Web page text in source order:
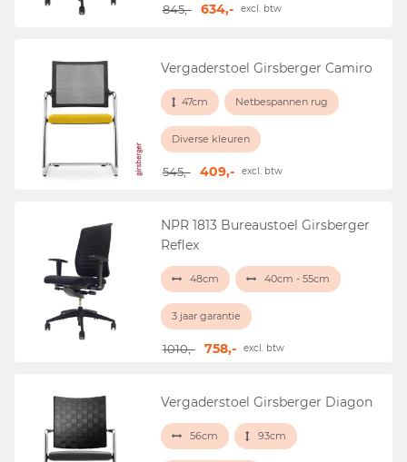
845,- 634,- excl. btw
Vergaderstoel Girsberger Camiro
47cm Netbespannen rug
Diverse kleuren
545,- 409,- excl. btw
NPR 1813 Bureaustoel Girsberger
Reflex
48cm 40cm - 55cm
3 jaar garantie
1010,- 758,- excl. btw
Vergaderstoel Girsberger Diagon
56cm 93cm